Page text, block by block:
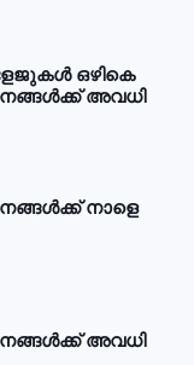
ഒഴികെ
അവധി
നാളെ
അവധി